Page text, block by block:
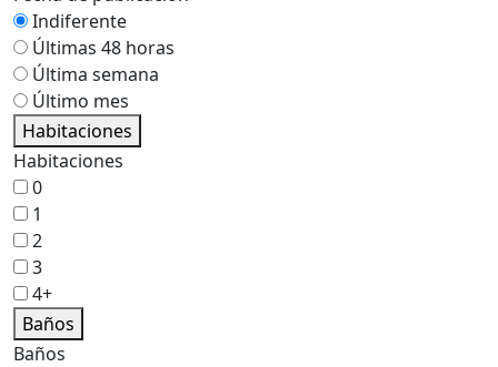
Indiferente
Últimas 48 horas
Última semana
Último mes
Habitaciones
Habitaciones
0
1
2
3
4+
Baños
Baños